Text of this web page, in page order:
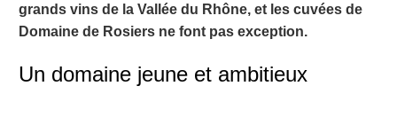
grands vins de la Vallée du Rhône, et les cuvées de
Domaine de Rosiers ne font pas exception.
Un domaine jeune et ambitieux